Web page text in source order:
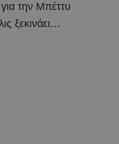
την Μπέττυ
ξεκινάει…